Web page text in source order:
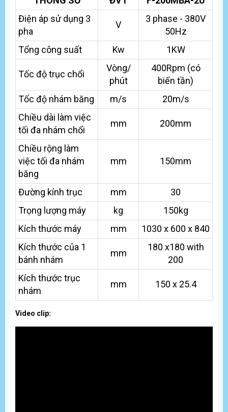
Điện áp sử dụng 3
pha
V
3 phase - 380V
50Hz
Tổng công suất
Kw 1KW
Tốc độ trục chổi
Vòng/
phút
400Rpm (có
biến tần)
Tốc độ nhám băng
m/s
20m/s
Chiều dài làm việc
tối đa nhám chổi
mm 200mm
Chiều rộng làm
việc tối đa nhám
băng
mm 150mm
Đường kính trục mm
30
Trọng lượng máy
kg
150kg
Kích thước máy
mm
1030 x 600 x 840
Kích thước của 1
bánh nhám
mm
180 x180 with
200
Kích thước trục
nhám
mm 150 x 25.4
Video clip: